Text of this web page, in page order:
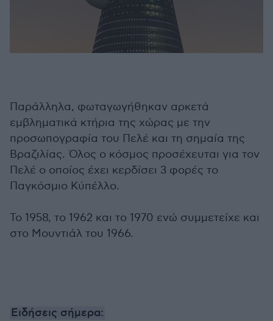
Παράλληλα, φωταγωγήθηκαν αρκετά
εμβληματικά κτήρια της χώρας με την
προσωπογραφία του Πελέ και τη σημαία της
Βραζιλίας. Όλος ο κόσμος προσέχευται για τον
Πελέ ο οποίος έχει κερδίσει 3 φορές το
Παγκόσμιο Κύπέλλο.
Το 1958, το 1962 και το 1970 ενώ συμμετείχε και
στο Μουντιάλ του 1966.
Ειδήσεις σήμερα: